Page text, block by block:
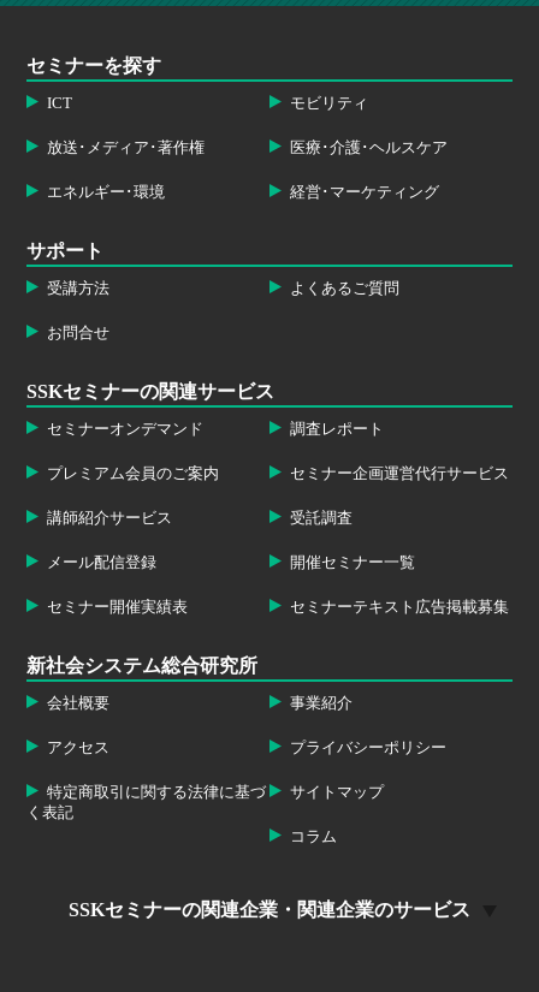
セミナーを探す
ICT モビリティ
放送･メディア･著作権 医療･介護･ヘルスケア
エネルギー･環境 経営･マーケティング
サポート
受講方法 よくあるご質問
お問合せ
SSKセミナーの関連サービス
セミナーオンデマンド 調査レポート
プレミアム会員のご案内 セミナー企画運営代行サービス
講師紹介サービス 受託調査
メール配信登録 開催セミナー一覧
セミナー開催実績表 セミナーテキスト広告掲載募集
新社会システム総合研究所
会社概要 事業紹介
アクセス プライバシーポリシー
特定商取引に関する法律に基づ
く表記
サイトマップ
コラム
SSKセミナーの関連企業・関連企業のサービス